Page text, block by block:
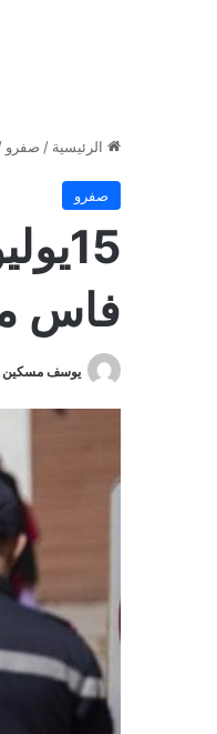
الرئيسية / صفرو
صفرو
فاس
يوسف مسكين